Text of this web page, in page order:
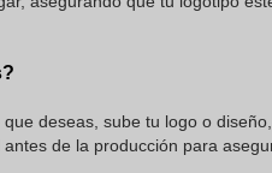
deseas, sube tu logo o
de la producción para